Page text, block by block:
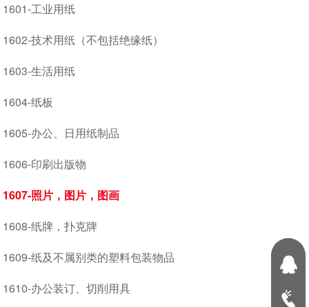
1601-工业用纸
1602-技术用纸（不包括绝缘纸）
1603-生活用纸
1604-纸板
1605-办公、日用纸制品
1606-印刷出版物
1607-照片，图片，图画
1608-纸牌，扑克牌
1609-纸及不属别类的塑料包装物品
1610-办公装订、切削用具